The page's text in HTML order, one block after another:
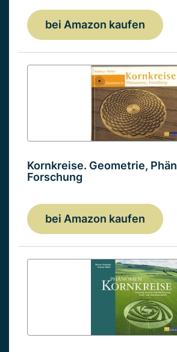
bei Amazon kaufen
Kornkreise. Geometrie,
Forschung
bei Amazon kaufen